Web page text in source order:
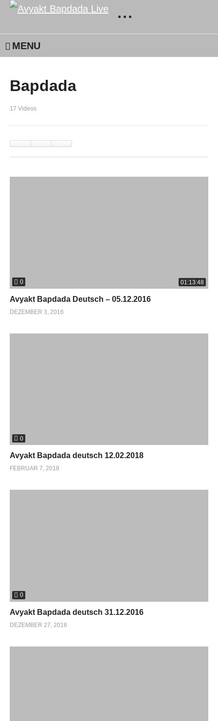
MENU
Bapdada
17 Videos
0 01:13:48
Avyakt Bapdada Deutsch – 05.12.2016
DEZEMBER 3, 2016
0
Avyakt Bapdada deutsch 12.02.2018
FEBRUAR 7, 2018
0
Avyakt Bapdada deutsch 31.12.2016
DEZEMBER 27, 2016